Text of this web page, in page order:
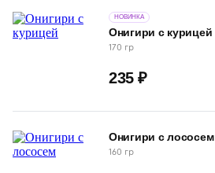
Онигири с курицей
НОВИНКА
170 гр
235 ₽
Онигири с лососем
160 гр